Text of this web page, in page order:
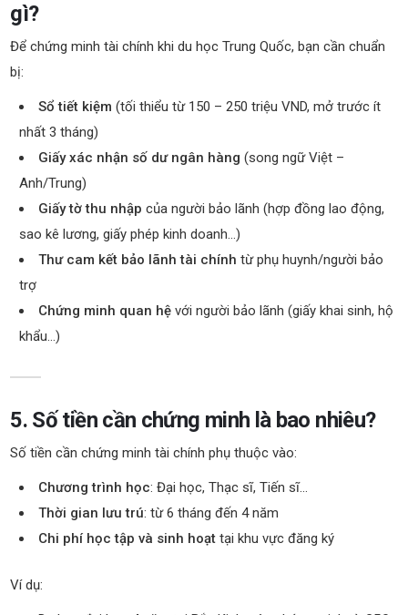
gì?
Để chứng minh tài chính khi du học Trung Quốc, bạn cần chuẩn
bị:
Sổ tiết kiệm (tối thiểu từ 150 – 250 triệu VND, mở trước ít
nhất 3 tháng)
Giấy xác nhận số dư ngân hàng (song ngữ Việt –
Anh/Trung)
Giấy tờ thu nhập của người bảo lãnh (hợp đồng lao động,
sao kê lương, giấy phép kinh doanh…)
Thư cam kết bảo lãnh tài chính từ phụ huynh/người bảo
trợ
Chứng minh quan hệ với người bảo lãnh (giấy khai sinh, hộ
khẩu…)
5. Số tiền cần chứng minh là bao nhiêu?
Số tiền cần chứng minh tài chính phụ thuộc vào:
Chương trình học: Đại học, Thạc sĩ, Tiến sĩ…
Thời gian lưu trú: từ 6 tháng đến 4 năm
Chi phí học tập và sinh hoạt tại khu vực đăng ký
Ví dụ: